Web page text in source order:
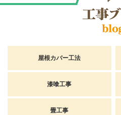
屋根カバー工法
漆喰工事
畳工事